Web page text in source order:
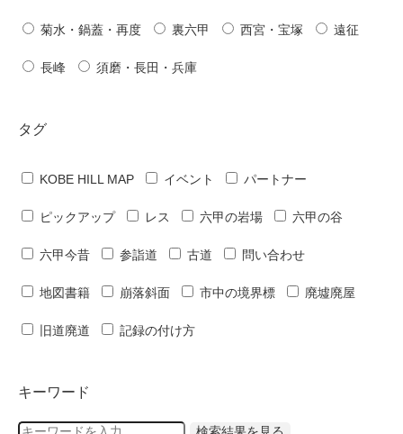
菊水・鍋蓋・再度 裏六甲 西宮・宝塚 遠征
長峰 須磨・長田・兵庫
タグ
KOBE HILL MAP イベント パートナー
ピックアップ レス 六甲の岩場 六甲の谷
六甲今昔 参詣道 古道 問い合わせ
地図書籍 崩落斜面 市中の境界標 廃墟廃屋
旧道廃道 記録の付け方
キーワード